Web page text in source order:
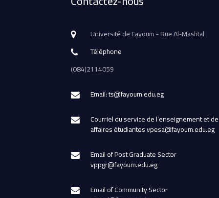
Université de Fayoum - Rue Al-Mashtal
Téléphone
(084)2114059
Email: ts@fayoum.edu.eg
Courriel du service de l’enseignement et
affaires étudiantes vpesa@fayoum.edu.eg
Email of Post Graduate Sector
vppgr@fayoum.edu.eg
Email of Community Sector